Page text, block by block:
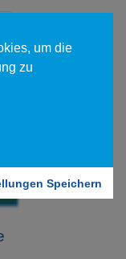
um die
zu
Speichern